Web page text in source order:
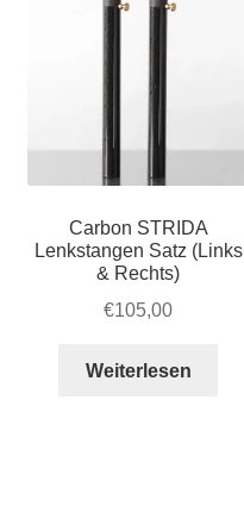
Carbon STRIDA
Lenkstangen Satz (Links
& Rechts)
€105,00
Weiterlesen